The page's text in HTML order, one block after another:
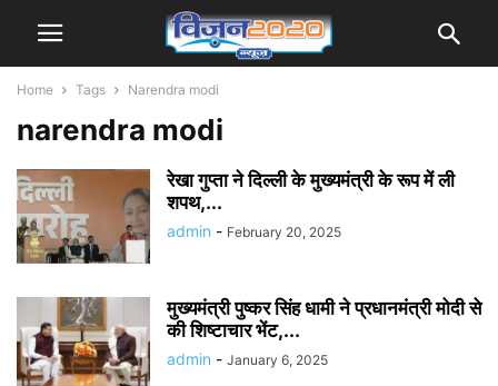
Home Tags Narendra modi
narendra modi
रेखा गुप्ता ने दिल्‍ली के मुख्यमंत्री के रूप में ली
शपथ,...
admin - February 20, 2025
मुख्यमंत्री पुष्कर सिंह धामी ने प्रधानमंत्री मोदी से
की शिष्टाचार भेंट,...
admin - January 6, 2025